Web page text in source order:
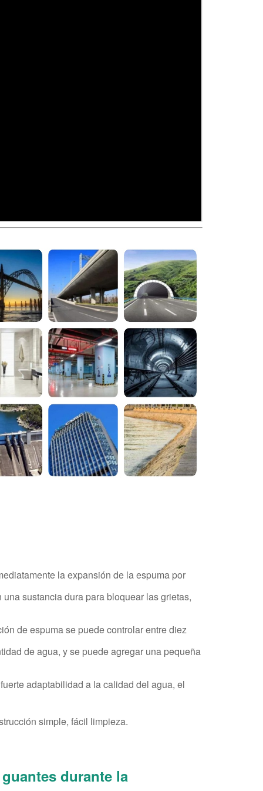
la expansión de la espuma por
sustancia dura para bloquear las grietas,
de espuma se puede controlar entre diez
de agua, y se puede agregar una pequeña
adaptabilidad a la calidad del agua, el
simple, fácil limpieza.
durante la